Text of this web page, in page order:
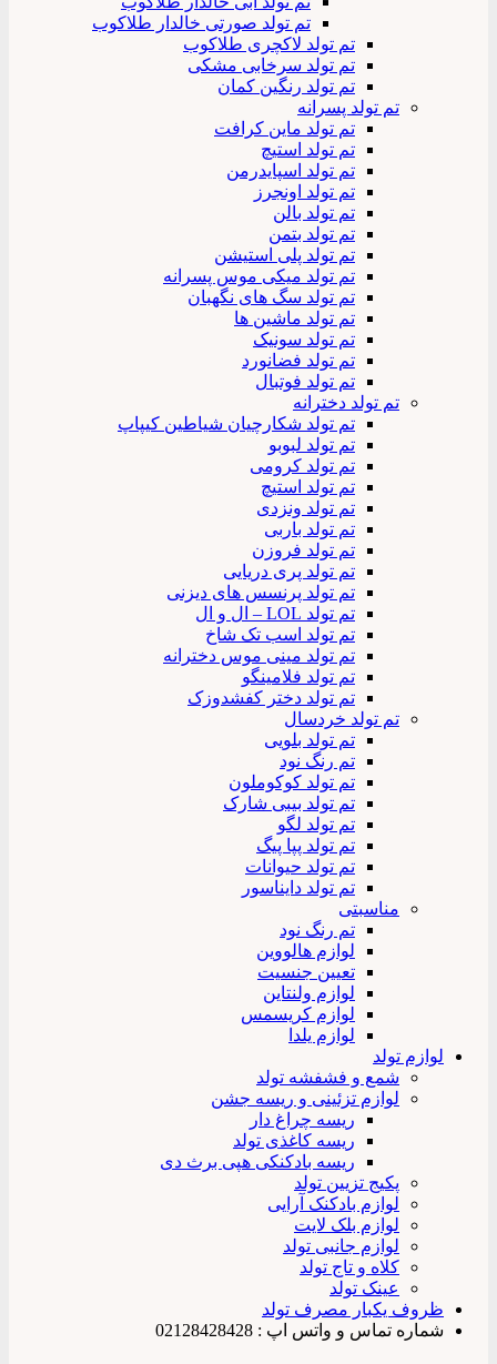
تم تولد صورتی خالدار طلاکوب
تم تولد لاکچری طلاکوب
تم تولد سرخابی مشکی
تم تولد رنگین کمان
تم تولد پسرانه
تم تولد ماین کرافت
تم تولد استیچ
تم تولد اسپایدرمن
تم تولد اونجرز
تم تولد بالن
تم تولد بتمن
تم تولد پلی استیشن
تم تولد میکی موس پسرانه
تم تولد سگ های نگهبان
تم تولد ماشین ها
تم تولد سونیک
تم تولد فضانورد
تم تولد فوتبال
تم تولد دخترانه
تم تولد شکارچیان شیاطین کیپاپ
تم تولد لبوبو
تم تولد کرومی
تم تولد استیچ
تم تولد ونزدی
تم تولد باربی
تم تولد فروزن
تم تولد پری دریایی
تم تولد پرنسس های دیزنی
تم تولد LOL – ال و ال
تم تولد اسب تک شاخ
تم تولد مینی موس دخترانه
تم تولد فلامینگو
تم تولد دختر کفشدوزک
تم تولد خردسال
تم تولد بلویی
تم رنگ نود
تم تولد کوکوملون
تم تولد بیبی شارک
تم تولد لگو
تم تولد پپا پیگ
تم تولد حیوانات
تم تولد دایناسور
مناسبتی
تم رنگ نود
لوازم هالووین
تعیین جنسیت
لوازم ولنتاین
لوازم کریسمس
لوازم یلدا
لوازم تولد
شمع و فشفشه تولد
لوازم تزئینی و ریسه جشن
ریسه چراغ دار
ریسه کاغذی تولد
ریسه بادکنکی هپی برث دی
پکیج تزیین تولد
لوازم بادکنک آرایی
لوازم بلک لایت
لوازم جانبی تولد
کلاه و تاج تولد
عینک تولد
ظروف یکبار مصرف تولد
شماره تماس و واتس اپ : 02128428428